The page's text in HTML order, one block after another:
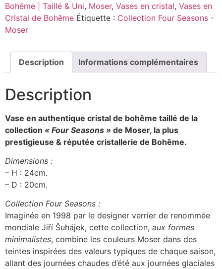
Bohême | Taillé & Uni, Moser, Vases en cristal, Vases en
Cristal de Bohême Étiquette : Collection Four Seasons -
Moser
Description Informations complémentaires
Description
Vase en authentique cristal de bohême taillé de la
collection « Four Seasons » de Moser, la plus
prestigieuse & réputée cristallerie de Bohême.
Dimensions :
– H : 24cm.
– D : 20cm.
Collection Four Seasons :
Imaginée en 1998 par le designer verrier de renommée
mondiale Jiří Šuhájek, cette collection, aux formes
minimalistes, combine les couleurs Moser dans des
teintes inspirées des valeurs typiques de chaque saison,
allant des journées chaudes d’été aux journées glaciales